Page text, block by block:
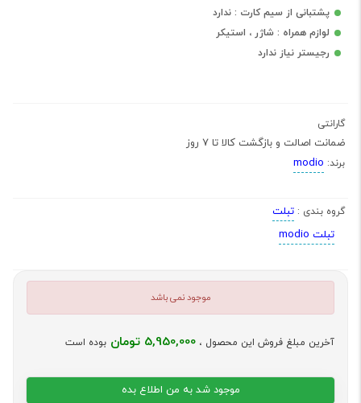
پشتبانی از سیم کارت : ندارد
لوازم همراه : شاژر ، استیکر
رجیستر نیاز ندارد
گارانتی
ضمانت اصالت و بازگشت کالا تا 7 روز
برند: modio
گروه بندی : تبلت
تبلت modio
موجود نمی باشد
آخرین مبلغ فروش این محصول ، 5,950,000 تومان بوده است
موجود شد به من اطلاع بده